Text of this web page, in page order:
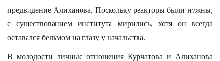
предвидение Алиханова. Поскольку реакторы были нужны,
с существованием института мирились, хотя он всегда
оставался бельмом на глазу у начальства.
В молодости личные отношения Курчатова и Алиханова